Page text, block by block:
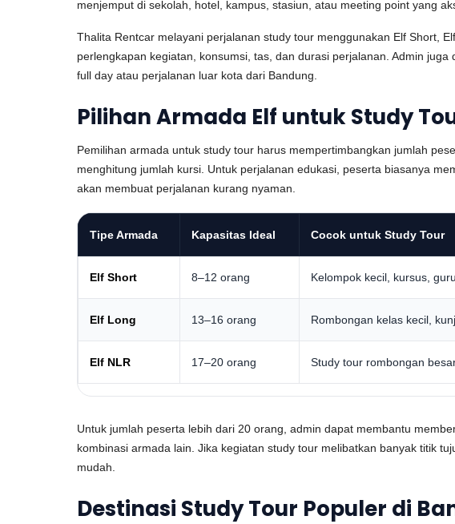
menjemput di sekolah, hotel, kampus, stasiun, atau meeting point yang
Thalita Rentcar melayani perjalanan study tour menggunakan Elf Short,
perlengkapan kegiatan, konsumsi, tas, dan durasi perjalanan. Admin
full day atau perjalanan luar kota dari Bandung.
Pilihan Armada Elf untuk Study
Pemilihan armada untuk study tour harus mempertimbangkan jumlah
menghitung jumlah kursi. Untuk perjalanan edukasi, peserta biasanya
akan membuat perjalanan kurang nyaman.
Tipe Armada Kapasitas Ideal Cocok untuk Study Tour
Elf Short 8–12 orang Kelompok kecil, kursus,
Elf Long 13–16 orang Rombongan kelas kecil,
Elf NLR 17–20 orang Study tour rombongan
Untuk jumlah peserta lebih dari 20 orang, admin dapat membantu
kombinasi armada lain. Jika kegiatan study tour melibatkan banyak titik
mudah.
Destinasi Study Tour Populer di